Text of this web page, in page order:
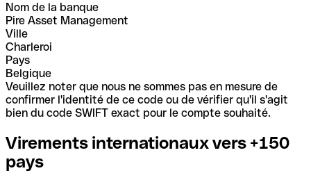
Nom de la banque
Pire Asset Management
Ville
Charleroi
Pays
Belgique
Veuillez noter que nous ne sommes pas en mesure de
confirmer l'identité de ce code ou de vérifier qu'il s'agit
bien du code SWIFT exact pour le compte souhaité.
Virements internationaux vers +150
pays